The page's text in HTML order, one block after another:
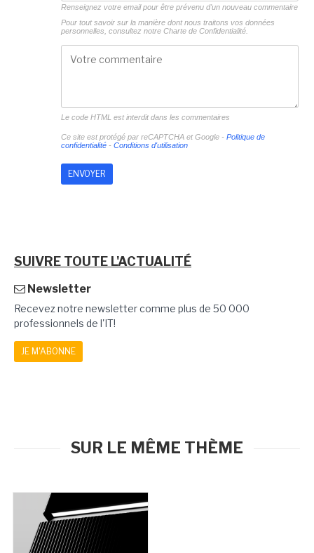
Renseignez votre email pour être prévenu d'un nouveau commentaire
Pour tout savoir sur la manière dont nous traitons vos données
personnelles, consultez notre Charte de Confidentialité.
Le code HTML est interdit dans les commentaires
Ce site est protégé par reCAPTCHA et Google - Politique de
confidentialité- Conditions d'utilisation
SUIVRE TOUTE L'ACTUALITÉ
Newsletter
Recevez notre newsletter comme plus de 50 000
professionnels de l'IT!
JE M'ABONNE
SUR LE MÊME THÈME